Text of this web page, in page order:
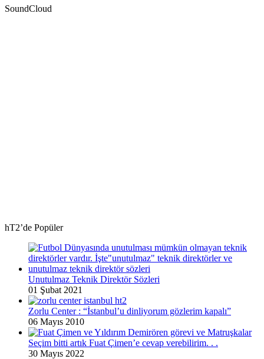
SoundCloud
hT2’de Popüler
Unutulmaz Teknik Direktör Sözleri
01 Şubat 2021
Zorlu Center : “İstanbul’u dinliyorum gözlerim kapalı”
06 Mayıs 2010
Seçim bitti artık Fuat Çimen’e cevap verebilirim. . .
30 Mayıs 2022